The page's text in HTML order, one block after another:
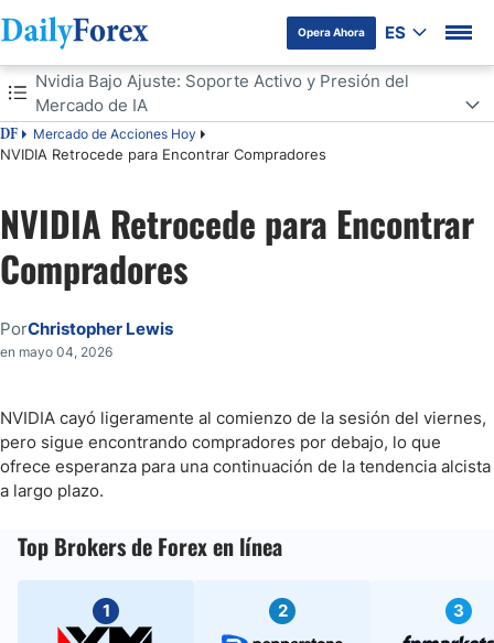
Opera Ahora ES
Tabla de contenidos
DF Mercado de Acciones Hoy
NVIDIA Retrocede para Encontrar Compradores
Nvidia Bajo Ajuste: Soporte Activo y Presión del
Mercado de IA
Nvidia Bajo Ajuste: Soporte Activo y Presión del Mercado de IA
NVIDIA Retrocede para Encontrar
Compradores
PorChristopher Lewis
en mayo 04, 2026
NVIDIA cayó ligeramente al comienzo de la sesión del viernes,
pero sigue encontrando compradores por debajo, lo que
ofrece esperanza para una continuación de la tendencia alcista
a largo plazo.
Top Brokers de Forex en línea
1 2 3